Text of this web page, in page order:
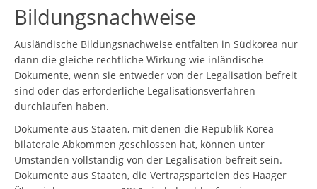
Bildungsnachweise
Ausländische Bildungsnachweise entfalten in Südkorea nur
dann die gleiche rechtliche Wirkung wie inländische
Dokumente, wenn sie entweder von der Legalisation befreit
sind oder das erforderliche Legalisationsverfahren
durchlaufen haben.
Dokumente aus Staaten, mit denen die Republik Korea
bilaterale Abkommen geschlossen hat, können unter
Umständen vollständig von der Legalisation befreit sein.
Dokumente aus Staaten, die Vertragsparteien des Haager